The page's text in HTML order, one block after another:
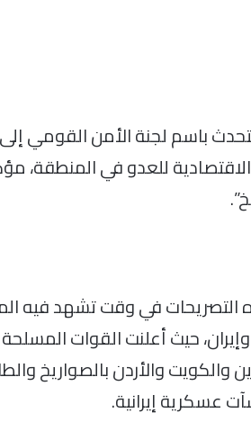
باسم لجنة الأمن القومي
الاقتصادية للعدو في المنطقة،
التصريحات في وقت تشهد فيه
حيث أعلنت القوات
والكويت والأردن بالصواريخ
عسكرية إيرانية.